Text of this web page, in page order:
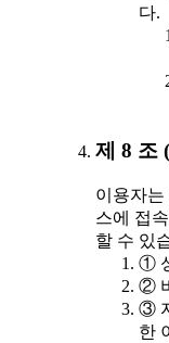
다.
제 8 조
이용자는
스에 접
할 수 있
①
②
③
한